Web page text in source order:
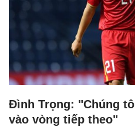
Đình Trọng: "Chúng
vào vòng tiếp theo"